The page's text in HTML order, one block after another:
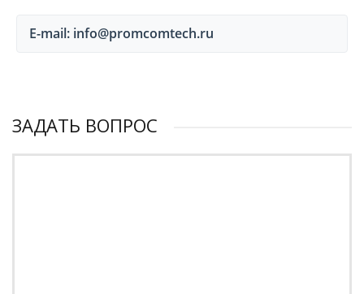
E-mail: info@promcomtech.ru
ЗАДАТЬ ВОПРОС